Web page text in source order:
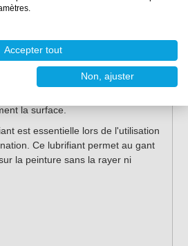
avec un lubrifiant adapté, tel que
sur la surface par
et rectilignes. N'appuyez pas,
en douceur sur la peinture.
que la surface soit lisse au toucher.
la surface.
est essentielle lors de l'utilisation
Ce lubrifiant permet au gant
la peinture sans la rayer ni
Accepter tout
Non, ajuster